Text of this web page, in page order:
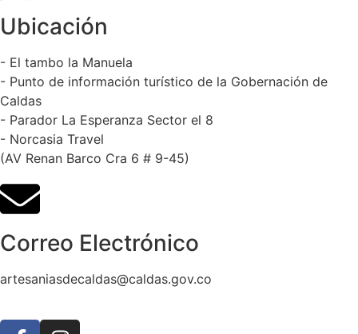
Ubicación
- El tambo la Manuela
- Punto de información turístico de la Gobernación de
Caldas
- Parador La Esperanza Sector el 8
- Norcasia Travel
(AV Renan Barco Cra 6 # 9-45)
Correo Electrónico
artesaniasdecaldas@caldas.gov.co